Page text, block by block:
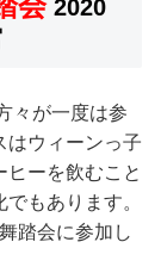
2020
々が一度は参
はウィーンっ子
ーを飲むこと
もあります。
踏会に参加し